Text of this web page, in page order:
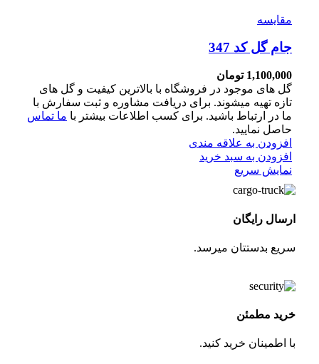
مقايسه
جام گل کد 347
1,100,000 تومان
گل های موجود در فروشگاه با بالاترین کیفیت و گل های
تازه تهیه میشوند. برای دریافت مشاوره و ثبت سفارش با
ما در ارتباط باشید. برای کسب اطلاعات بیشتر با ما تماس
حاصل نمایید.
افزودن به علاقه مندی
افزودن به سبد خرید
نمایش سریع
ارسال رایگان
سریع بدستتان میرسد.
خرید مطمئن
با اطمینان خرید کنید.